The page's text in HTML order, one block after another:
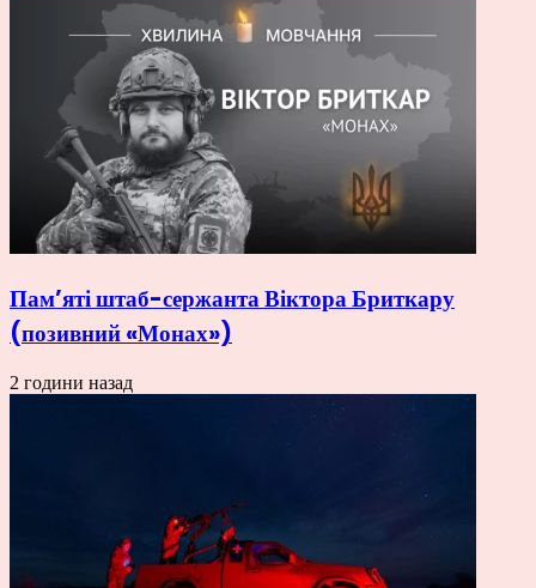
Пам’яті штаб-сержанта Віктора Бриткару
(позивний «Монах»)
2 години назад